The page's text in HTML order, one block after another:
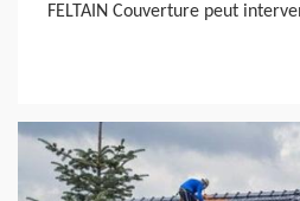
FELTAIN Couverture peut